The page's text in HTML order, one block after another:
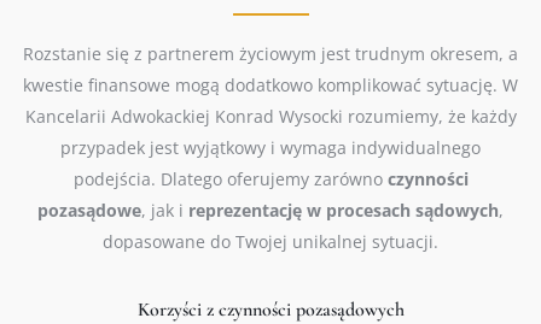
Rozstanie się z partnerem życiowym jest trudnym okresem, a
kwestie finansowe mogą dodatkowo komplikować sytuację. W
Kancelarii Adwokackiej Konrad Wysocki rozumiemy, że każdy
przypadek jest wyjątkowy i wymaga indywidualnego
podejścia. Dlatego oferujemy zarówno czynności
pozasądowe, jak i reprezentację w procesach sądowych,
dopasowane do Twojej unikalnej sytuacji.
Korzyści z czynności pozasądowych